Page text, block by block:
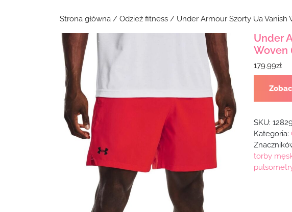
Strona główna / Odzież fitness / Under Armour Szorty Ua Vanish
Under
Woven
179.99zł
SKU:
Kategoria:
torby